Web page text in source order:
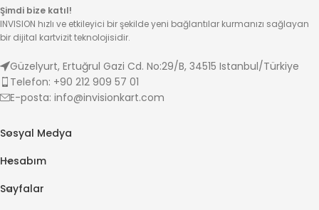
Şimdi bize katıl!
INVISION hızlı ve etkileyici bir şekilde yeni bağlantılar kurmanızı sağlayan
bir dijital kartvizit teknolojisidir.
Güzelyurt, Ertuğrul Gazi Cd. No:29/B, 34515 Istanbul/Türkiye
Telefon: +90 212 909 57 01
E-posta: info@invisionkart.com
Sosyal Medya
Hesabım
Sayfalar